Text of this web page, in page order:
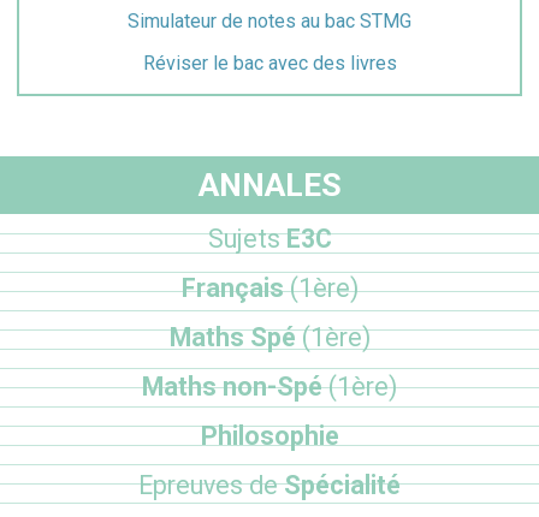
Simulateur de notes au bac STMG
Réviser le bac avec des livres
ANNALES
SujetsE3C
Français(1ère)
Maths Spé(1ère)
Maths non-Spé(1ère)
Philosophie
Epreuves deSpécialité